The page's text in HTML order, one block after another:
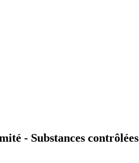
- Substances contrôlées